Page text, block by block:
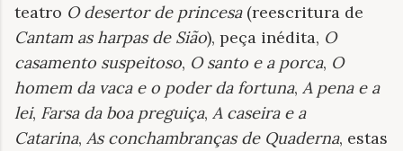
teatro O desertor de princesa(reescritura de
Cantam as harpas de Sião), peça inédita, O
casamento suspeitoso, O santo e a porca, O
homem da vaca e o poder da fortuna, A pena e a
lei, Farsa da boa preguiça, A caseira e a
Catarina, As conchambranças de Quaderna, estas